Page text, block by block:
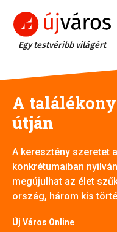
Egy testvéribb világért
A
útján
A keresztény szeretet
konkrétumaiban
megújulhat az élet
ország, három kis
Új Város Online